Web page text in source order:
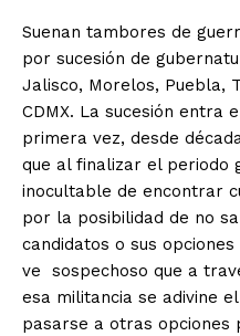
Suenan tambores de
por sucesión de
Jalisco, Morelos, Puebla,
CDMX. La sucesión entra
primera vez, desde
que al finalizar el periodo
inocultable de encontrar
por la posibilidad de no
candidatos o sus
ve sospechoso que a
esa militancia se adivine
pasarse a otras